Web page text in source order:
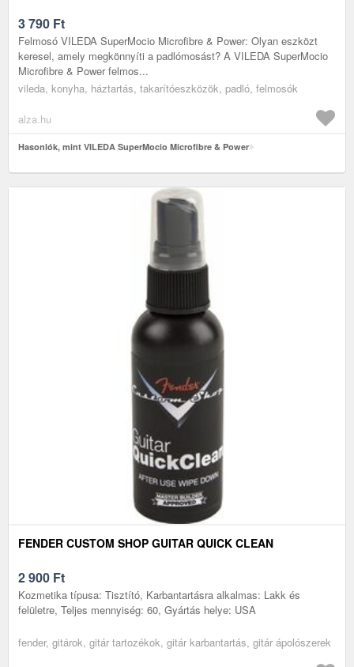
3 790 Ft
Felmosó VILEDA SuperMocio Microfibre & Power: Olyan eszközt
keresel, amely megkönnyíti a padlómosást? A VILEDA SuperMocio
Microfibre & Power felmos...
vileda, konyha, háztartás, takarítóeszközök, padló, felmosók
alza.hu
Hasonlók, mint VILEDA SuperMocio Microfibre & Power
FENDER CUSTOM SHOP GUITAR QUICK CLEAN
2 900 Ft
Kozmetika típusa: Tisztító, Karbantartásra alkalmas: Lakk és
felületre, Teljes mennyiség: 60, Gyártás helye: USA
fender, gitárok, gitár tartozékok, gitár karbantartás, gitár ápolószerek